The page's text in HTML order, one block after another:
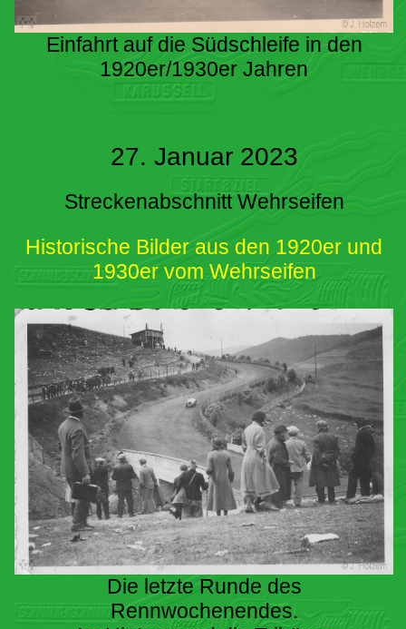
Einfahrt auf die Südschleife in den
1920er/1930er Jahren
27. Januar 2023
Streckenabschnitt Wehrseifen
Historische Bilder aus den 1920er und
1930er vom Wehrseifen
Die letzte Runde des
Rennwochenendes.